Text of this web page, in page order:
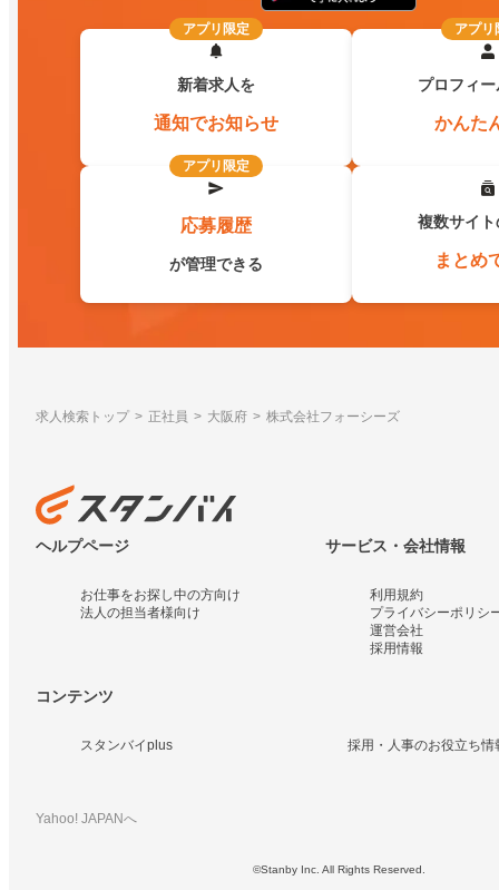
アプリ限定
新着求人を
通知でお知らせ
アプリ
プロフィ
かんた
アプリ限定
応募履歴
が管理できる
複数サイ
まとめ
求人検索トップ 正社員 大阪府 株式会社フォーシーズ
ヘルプページ
お仕事をお探し中の方向け
法人の担当者様向け
サービス・会社情報
利用規約
プライバシーポリシ
運営会社
採用情報
コンテンツ
スタンバイplus 採用・人事のお役立ち情
Yahoo! JAPANへ
©Stanby Inc. All Rights Reserved.